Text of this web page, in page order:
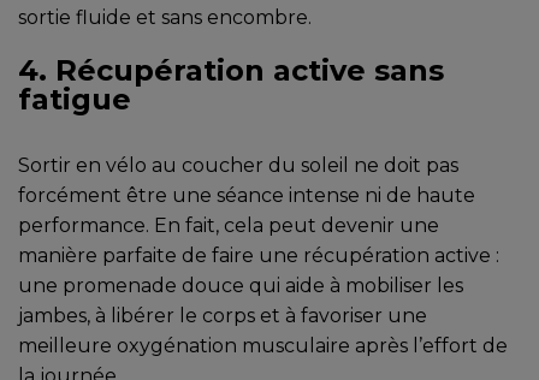
sortie fluide et sans encombre.
4. Récupération active sans
fatigue
Sortir en vélo au coucher du soleil ne doit pas
forcément être une séance intense ni de haute
performance. En fait, cela peut devenir une
manière parfaite de faire une récupération active :
une promenade douce qui aide à mobiliser les
jambes, à libérer le corps et à favoriser une
meilleure oxygénation musculaire après l’effort de